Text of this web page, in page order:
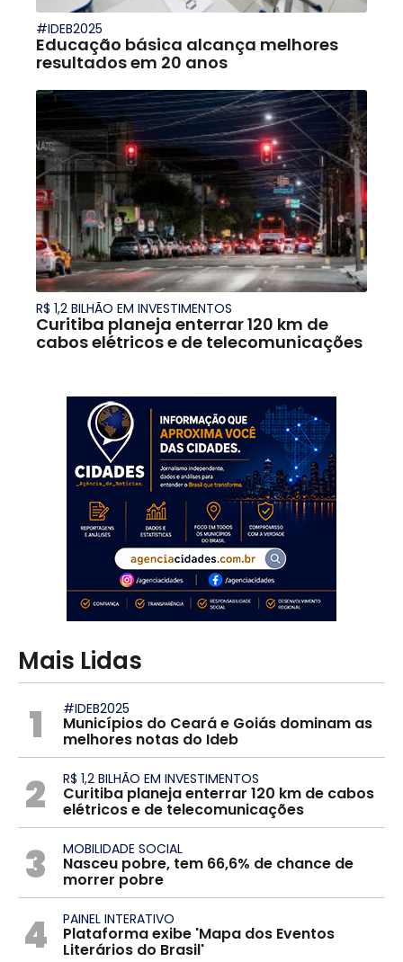
#IDEB2025
Educação básica alcança melhores
resultados em 20 anos
R$ 1,2 BILHÃO EM INVESTIMENTOS
Curitiba planeja enterrar 120 km de
cabos elétricos e de telecomunicações
Mais Lidas
1 #IDEB2025
Municípios do Ceará e Goiás dominam as
melhores notas do Ideb
2 R$ 1,2 BILHÃO EM INVESTIMENTOS
Curitiba planeja enterrar 120 km de cabos
elétricos e de telecomunicações
3 MOBILIDADE SOCIAL
Nasceu pobre, tem 66,6% de chance de
morrer pobre
4 PAINEL INTERATIVO
Plataforma exibe 'Mapa dos Eventos
Literários do Brasil'